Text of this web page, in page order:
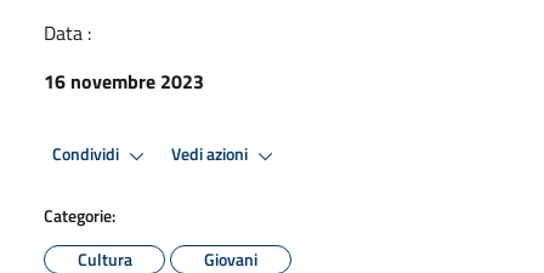
Data :
16 novembre 2023
Condividi Vedi azioni
Categorie:
Cultura
Giovani